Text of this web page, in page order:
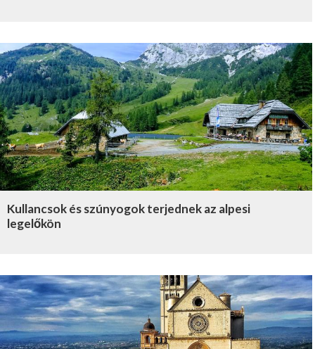
Kullancsok és szúnyogok terjednek az alpesi
legelőkön